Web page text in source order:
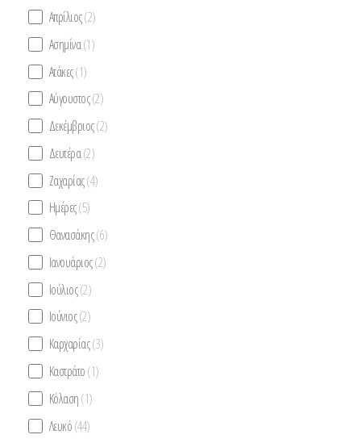
Απρίλιος(2)
Ασημίνα(1)
Ατάκες(1)
Αύγουστος(2)
Δεκέμβριος(2)
Δευτέρα(2)
Ζαχαρίας(4)
Ημέρες(5)
Θανασάκης(6)
Ιανουάριος(2)
Ιούλιος(2)
Ιούνιος(2)
Καρχαρίας(3)
Καστράτο(1)
Κόλαση(1)
Λευκό(44)